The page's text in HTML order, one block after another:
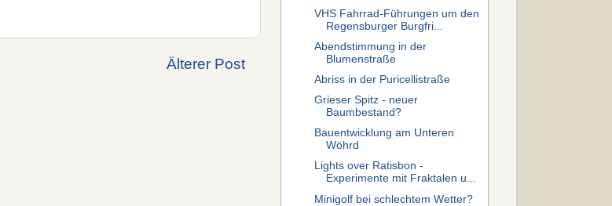
Älterer Post
VHS Fahrrad-Führungen um den
Regensburger Burgfri...
Abendstimmung in der
Blumenstraße
Abriss in der Puricellistraße
Grieser Spitz - neuer
Baumbestand?
Bauentwicklung am Unteren
Wöhrd
Lights over Ratisbon -
Experimente mit Fraktalen u...
Minigolf bei schlechtem Wetter?